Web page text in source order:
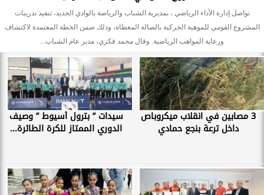
تواصل إدارة الأداء الرياضي ، بمديرية الشباب والرياضة بالوادي الجديد، تنفيذ تدريبات
المشروع القومي للموهبة الحركية بالصالة المغطاة، وذلك ضمن الخطة المعتمدة لاكتشاف
ورعاية المواهب الرياضية. وقال محمد فكري، مدير عام الشباب...
3 مصابين في انقلاب ميكروباص
داخل ترعة بنجع حمادي
سيدات ” بترول أسيوط ” وصيف
الدوري الممتاز للكرة الطائرة...